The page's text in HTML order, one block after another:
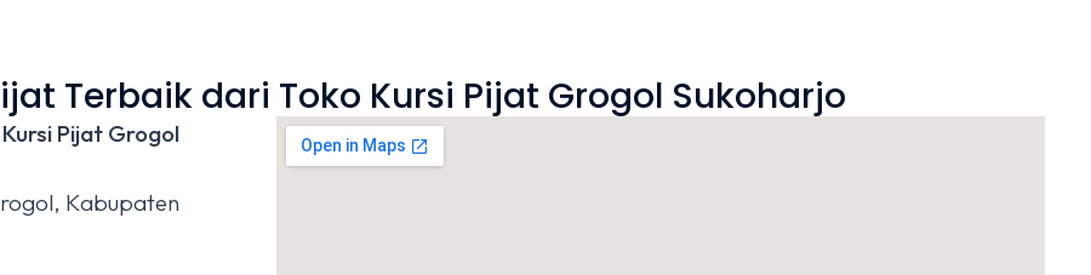
Terbaik dari Toko Kursi Pijat Grogol Sukoharjo
Pijat Grogol
Kabupaten